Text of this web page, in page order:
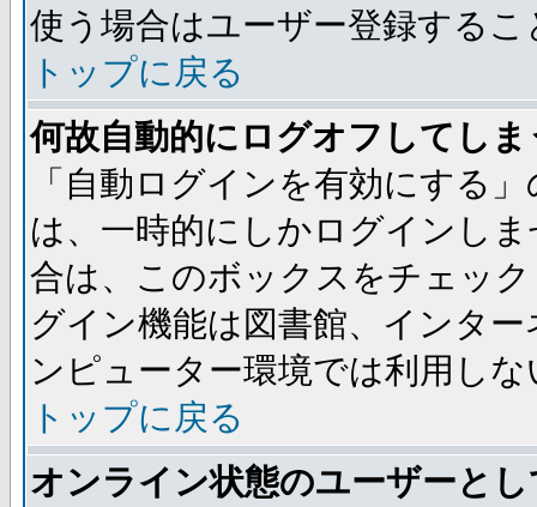
使う場合はユーザー登録する
トップに戻る
何故自動的にログオフしてし
「自動ログインを有効にする
は、一時的にしかログインし
合は、このボックスをチェッ
グイン機能は図書館、インタ
ンピューター環境では利用し
トップに戻る
オンライン状態のユーザーと